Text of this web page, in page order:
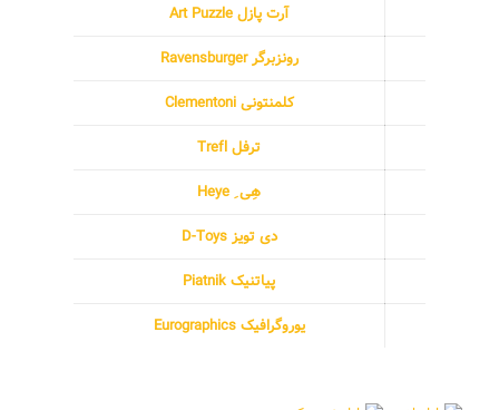
آرت پازل Art Puzzle
رونزبرگر Ravensburger
کلمنتونی Clementoni
ترفل Trefl
هِی ِ Heye
دی تویز D-Toys
پیاتنیک Piatnik
یوروگرافیک Eurographics